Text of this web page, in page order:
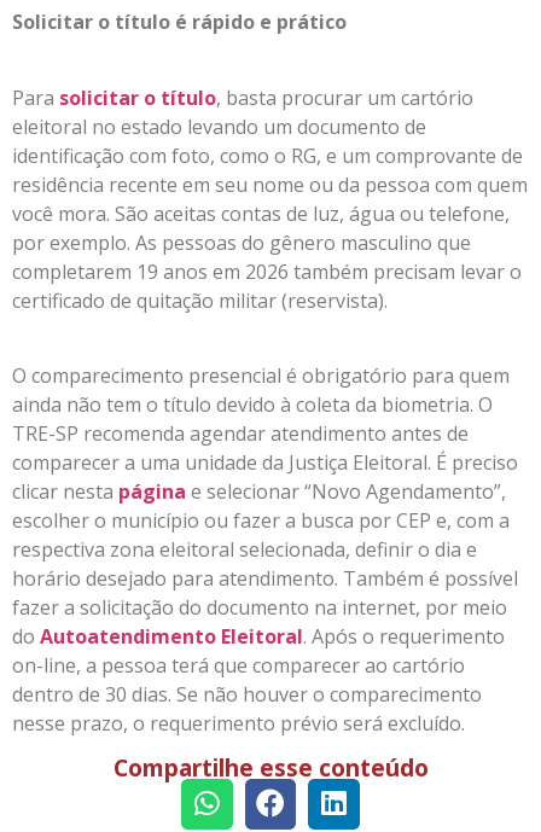
Solicitar o título é rápido e prático
Para solicitar o título, basta procurar um cartório
eleitoral no estado levando um documento de
identificação com foto, como o RG, e um comprovante de
residência recente em seu nome ou da pessoa com quem
você mora. São aceitas contas de luz, água ou telefone,
por exemplo. As pessoas do gênero masculino que
completarem 19 anos em 2026 também precisam levar o
certificado de quitação militar (reservista).
O comparecimento presencial é obrigatório para quem
ainda não tem o título devido à coleta da biometria. O
TRE-SP recomenda agendar atendimento antes de
comparecer a uma unidade da Justiça Eleitoral. É preciso
clicar nesta página e selecionar “Novo Agendamento”,
escolher o município ou fazer a busca por CEP e, com a
respectiva zona eleitoral selecionada, definir o dia e
horário desejado para atendimento. Também é possível
fazer a solicitação do documento na internet, por meio
do Autoatendimento Eleitoral. Após o requerimento
on-line, a pessoa terá que comparecer ao cartório
dentro de 30 dias. Se não houver o comparecimento
nesse prazo, o requerimento prévio será excluído.
Compartilhe esse conteúdo